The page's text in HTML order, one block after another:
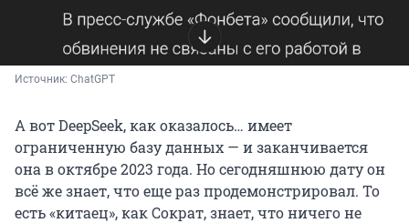
Источник: ChatGPT
А вот DeepSeek, как оказалось… имеет
ограниченную базу данных — и заканчивается
она в октябре 2023 года. Но сегодняшнюю дату он
всё же знает, что еще раз продемонстрировал. То
есть «китаец», как Сократ, знает, что ничего не